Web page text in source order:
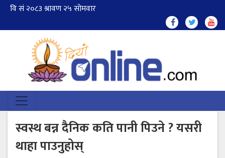
स्वस्थ बन्न दैनिक कति पानी पिउने ? यसरी
थाहा पाउनुहोस्